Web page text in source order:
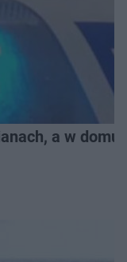
a w